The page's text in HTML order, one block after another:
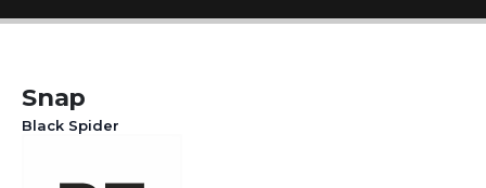
Snap
Black Spider